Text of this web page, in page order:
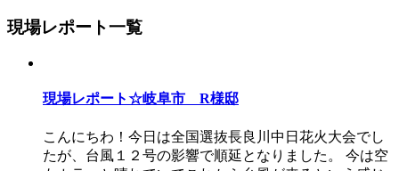
現場レポート一覧
現場レポート☆岐阜市 R様邸
こんにちわ！今日は全国選抜長良川中日花火大会でし
たが、台風１２号の影響で順延となりました。 今は空